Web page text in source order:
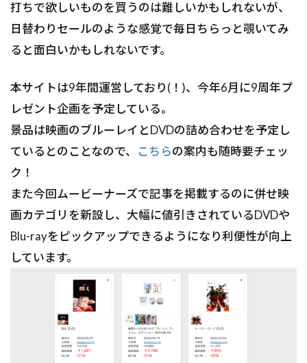
打ちで欲しいものを買うのは難しいかもしれないが、
日替わりセールのような感覚で毎日ちらっと覗いてみ
ると面白いかもしれないです。
本サイトは9年間運営しており(！)、今年6月に9周年プ
レゼント企画を予定している。
景品は映画のブルーレイとDVDの詰め合わせを予定し
ているとのことなので、
こちらの案内も随時要チェッ
ク！
また今回ムービーナーズで記事を掲載するのに併せ映
画カテゴリを新設し、大幅に値引きされているDVDや
Blu-rayをピックアップできるようになり利便性が向上
しています。